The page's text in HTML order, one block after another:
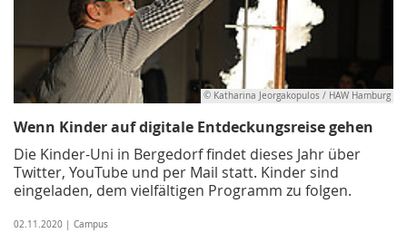
© Katharina Jeorgakopulos / HAW Hamburg
Wenn Kinder auf digitale Entdeckungsreise gehen
Die Kinder-Uni in Bergedorf findet dieses Jahr über
Twitter, YouTube und per Mail statt. Kinder sind
eingeladen, dem vielfältigen Programm zu folgen.
02.11.2020 | Campus